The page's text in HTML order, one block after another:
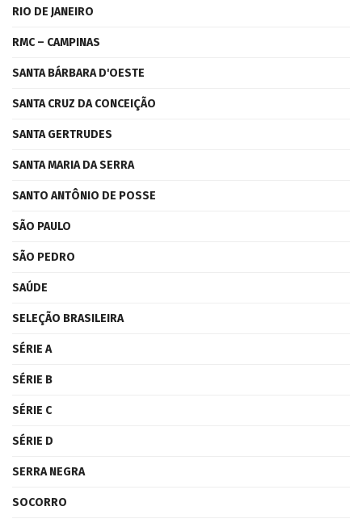
RIO DE JANEIRO
RMC – CAMPINAS
SANTA BÁRBARA D'OESTE
SANTA CRUZ DA CONCEIÇÃO
SANTA GERTRUDES
SANTA MARIA DA SERRA
SANTO ANTÔNIO DE POSSE
SÃO PAULO
SÃO PEDRO
SAÚDE
SELEÇÃO BRASILEIRA
SÉRIE A
SÉRIE B
SÉRIE C
SÉRIE D
SERRA NEGRA
SOCORRO